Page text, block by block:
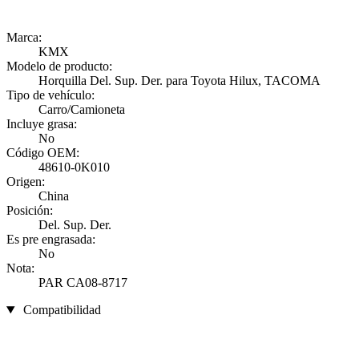
Marca:
KMX
Modelo de producto:
Horquilla Del. Sup. Der. para Toyota Hilux, TACOMA
Tipo de vehículo:
Carro/Camioneta
Incluye grasa:
No
Código OEM:
48610-0K010
Origen:
China
Posición:
Del. Sup. Der.
Es pre engrasada:
No
Nota:
PAR CA08-8717
Compatibilidad